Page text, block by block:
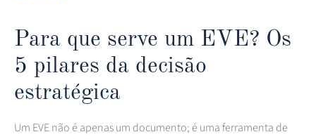
Para que serve um EVE? Os
5 pilares da decisão
estratégica
Um EVE não é apenas um documento; é uma ferramenta de